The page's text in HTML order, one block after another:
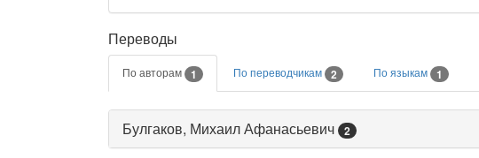
Переводы
По авторам 1 По переводчикам 2 По языкам 1
Булгаков, Михаил Афанасьевич 2